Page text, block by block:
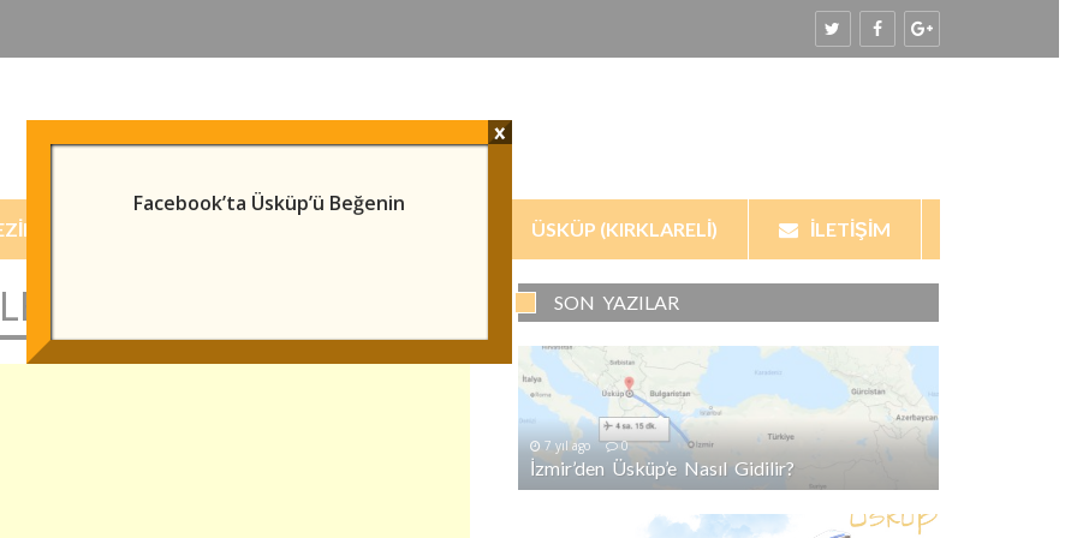
GÖRÜLECEK YERLER ÜSKÜP (KIRKLARELI) İLETIŞIM
SON YAZILAR
7 yıl ago 0
İzmir’den Üsküp’e Nasıl Gidilir?
Facebook’ta Üsküp’ü Beğenin
x